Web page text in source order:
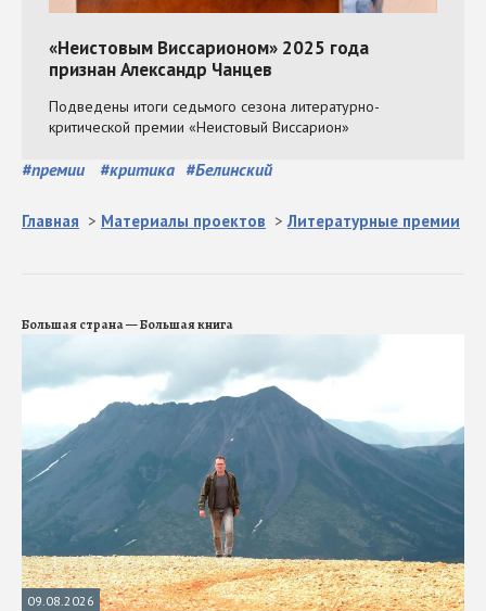
#премии #критика #Белинский
Главная > Материалы проектов >Литературные премии
Большая страна — Большая книга
09.08.2026